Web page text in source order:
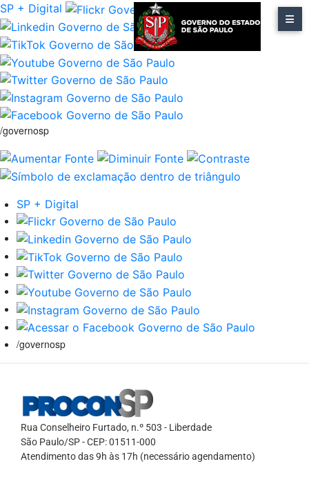
SP + Digital
/governosp
SP + Digital
/governosp
Rua Conselheiro Furtado, n.º 503 - Liberdade
São Paulo/SP - CEP: 01511-000
Atendimento das 9h às 17h (necessário agendamento)